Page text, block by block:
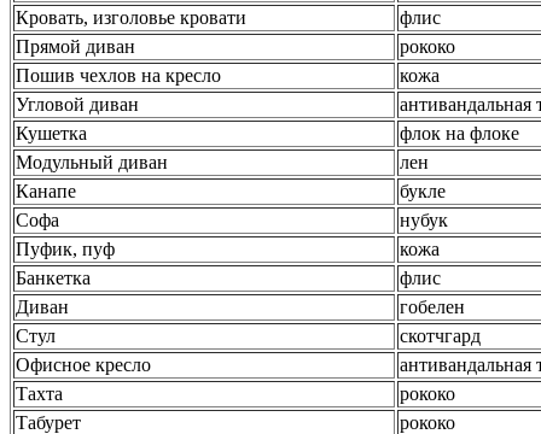
Кровать, изголовье кровати
флис
Прямой диван
рококо
Пошив чехлов на кресло
кожа
Угловой диван
антивандальная
Кушетка
флок на флоке
Модульный диван
лен
Канапе
букле
Софа
нубук
Пуфик, пуф
кожа
Банкетка
флис
Диван
гобелен
Стул
скотчгард
Офисное кресло
антивандальная
Тахта
рококо
Табурет
рококо